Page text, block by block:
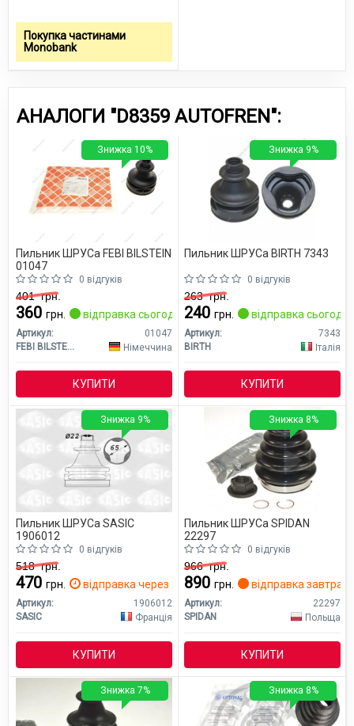
Покупка частинами
Monobank
АНАЛОГИ "D8359 AUTOFREN":
Пильник ШРУСа FEBI BILSTEIN
01047
0 відгуків
401грн.
360 грн. відправка сьогодні
Артикул:
01047
FEBI BILSTEIN
Німеччина
КУПИТИ
Знижка 10%
Пильник ШРУСа BIRTH 7343
0 відгуків
263грн.
240 грн. відправка сьогодні
Артикул:
7343
BIRTH
Італія
КУПИТИ
Знижка 9%
Пильник ШРУСа SASIC
1906012
0 відгуків
518грн.
470 грн. відправка через 2 дн.
Артикул:
1906012
SASIC
Франція
КУПИТИ
Знижка 9%
Пильник ШРУСа SPIDAN
22297
0 відгуків
966грн.
890 грн. відправка завтра
Артикул:
22297
SPIDAN
Польща
КУПИТИ
Знижка 8%
Знижка 7% Знижка 8%